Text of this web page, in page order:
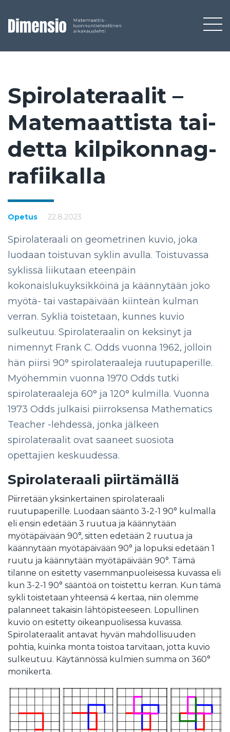
Spi­ro­la­te­raa­lit –
Ma­te­maat­tis­ta tai­
det­ta kil­pi­kon­nag­
ra­fii­kal­la
Opetus 22.8.2023
Spirolateraali on geometrinen kuvio, joka
luodaan toistuvan syklin avulla. Toistuvassa
syklissä liikutaan eteenpäin
kokonaislukuyksikköinä ja käännytään joko
myötä- tai vastapäivään kiinteän kulman
verran. Sykliä toistetaan, kunnes kuvio
sulkeutuu. Spirolateraalin on keksinyt ja
nimennyt Frank C. Odds vuonna 1962, jolloin
hän piirsi 90° spirolateraaleja ruutupaperille.
Myöhemmin vuonna 1970 Odds tutki
spirolateraaleja 60° ja 120° kulmilla. Vuonna
1973 Odds julkaisi piirroksensa Mathematics
Teacher -lehdessä, jonka jälkeen
spirolateraalit ovat saaneet suosiota
opettajien keskuudessa.
Spirolateraali piirtämällä
Piirretään yksinkertainen spirolateraali
ruutupaperille. Luodaan sääntö 3-2-1 90° kulmalla
eli ensin edetään 3 ruutua ja käännytään
myötäpäivään 90°, sitten edetään 2 ruutua ja
käännytään myötäpäivään 90° ja lopuksi edetään 1
ruutu ja käännytään myötäpäivään 90°. Tämä
tilanne on esitetty vasemmanpuoleisessa kuvassa eli
kun 3-2-1 90° sääntöä on toistettu kerran. Kun tämä
sykli toistetaan yhteensä 4 kertaa, niin olemme
palanneet takaisin lähtöpisteeseen. Lopullinen
kuvio on esitetty oikeanpuolisessa kuvassa.
Spirolateraalit antavat hyvän mahdollisuuden
pohtia, kuinka monta toistoa tarvitaan, jotta kuvio
sulkeutuu. Käytännössä kulmien summa on 360°
monikerta.